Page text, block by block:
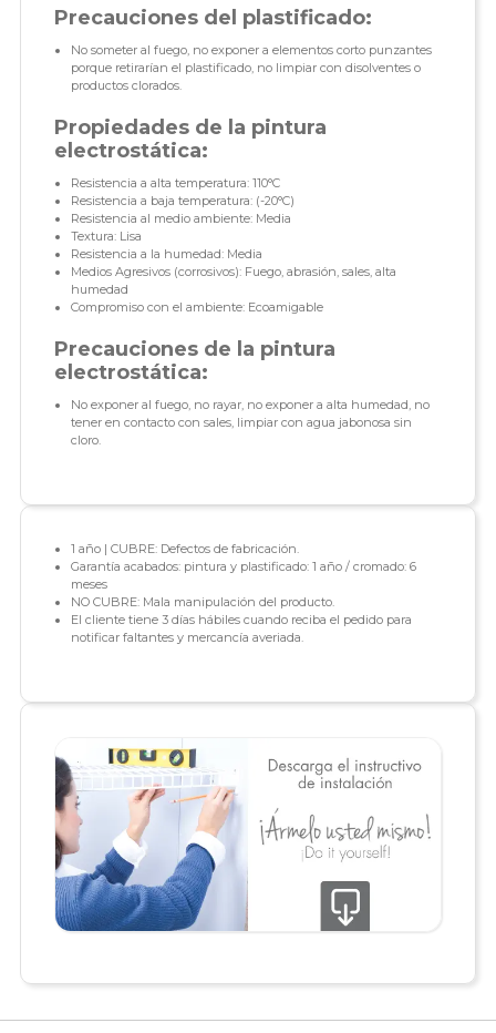
Precauciones del plastificado:
No someter al fuego, no exponer a elementos corto punzantes
porque retirarían el plastificado, no limpiar con disolventes o
productos clorados.
Propiedades de la pintura
electrostática:
Resistencia a alta temperatura: 110°C
Resistencia a baja temperatura: (-20°C)
Resistencia al medio ambiente: Media
Textura: Lisa
Resistencia a la humedad: Media
Medios Agresivos (corrosivos): Fuego, abrasión, sales, alta
humedad
Compromiso con el ambiente: Ecoamigable
Precauciones de la pintura
electrostática:
No exponer al fuego, no rayar, no exponer a alta humedad, no
tener en contacto con sales, limpiar con agua jabonosa sin
cloro.
1 año | CUBRE: Defectos de fabricación.
Garantía acabados: pintura y plastificado: 1 año / cromado: 6
meses
NO CUBRE: Mala manipulación del producto.
El cliente tiene 3 días hábiles cuando reciba el pedido para
notificar faltantes y mercancía averiada.